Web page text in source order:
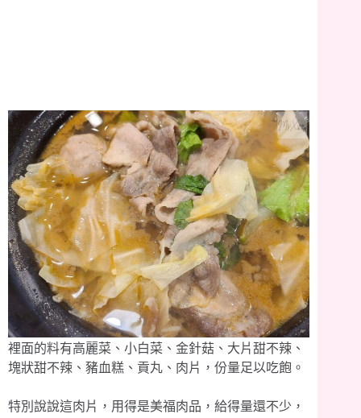
裡面的料有高麗菜、小白菜、金針菇、大片甜不辣、
塊狀甜不辣、豬血糕、貢丸、肉片，份量足以吃飽。
特別說說這肉片，用得是美福肉品，給得量還不少，